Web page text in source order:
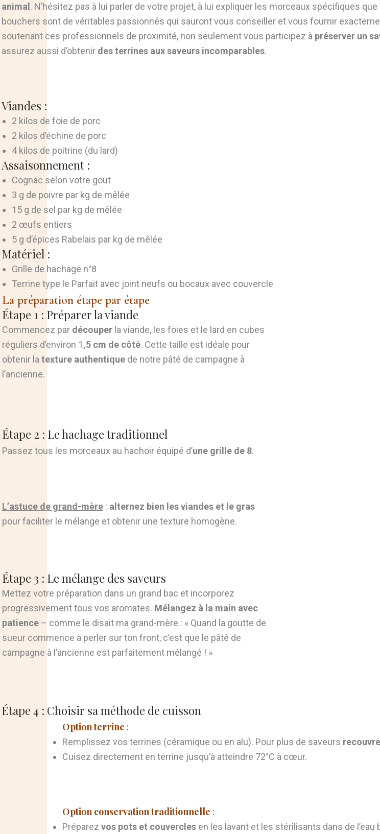
animal . N’hésitez pas à lui parler de votre projet, à lui expliquer les morceaux spécifiques
bouchers sont de véritables passionnés qui sauront vous conseiller et vous fournir
soutenant ces professionnels de proximité, non seulement vous participez à préserver un
assurez aussi d’obtenir des terrines aux saveurs incomparables.
Viandes :
2 kilos de foie de porc
2 kilos d’échine de porc
4 kilos de poitrine (du lard)
Assaisonnement :
Cognac selon votre gout
3 g de poivre par kg de mêlée
15 g de sel par kg de mêlée
2 œufs entiers
5 g d’épices Rabelais par kg de mêlée
Matériel :
Grille de hachage n°8
Terrine type le Parfait avec joint neufs ou bocaux avec couvercle
La préparation étape par étape
Étape 1 : Préparer la viande
Commencez par découperla viande, les foies et le lard en cubes
réguliers d’environ 1,5 cm de côté. Cette taille est idéale pour
obtenir latexture authentique de notre pâté de campagne à
l’ancienne.
Étape 2 : Le hachage traditionnel
Passez tous les morceaux au hachoir équipé d’une grille de 8.
L’astuce de grand-mère: alternez bien les viandes et le gras
pour faciliter le mélange et obtenir une texture homogène.
Étape 3 : Le mélange des saveurs
Mettez votre préparation dans un grand bac et incorporez
progressivement tous vos aromates. Mélangez à la main avec
patience– comme le disait ma grand-mère : « Quand la goutte de
sueur commence à perler sur ton front, c’est que le pâté de
campagne à l’ancienne est parfaitement mélangé ! »
Étape 4 : Choisir sa méthode de cuisson
Option terrine :
Remplissez vos terrines (céramique ou en alu). Pour plus de saveurs
Cuisez directement en terrine jusqu’à atteindre 72°C à cœur.
Option conservation traditionnelle :
Préparez vos pots et couvercles en les lavant et les stérilisants dans de l’eau